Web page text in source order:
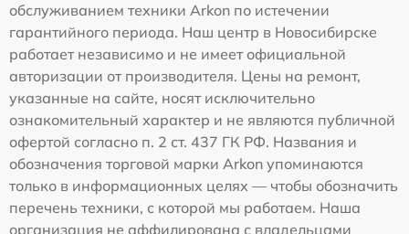
обслуживанием техники Arkon по истечении
гарантийного периода. Наш центр в Новосибирске
работает независимо и не имеет официальной
авторизации от производителя. Цены на ремонт,
указанные на сайте, носят исключительно
ознакомительный характер и не являются публичной
офертой согласно п. 2 ст. 437 ГК РФ. Названия и
обозначения торговой марки Arkon упоминаются
только в информационных целях — чтобы обозначить
перечень техники, с которой мы работаем. Наша
организация не аффилирована с владельцами